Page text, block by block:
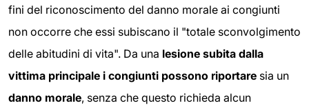
fini del riconoscimento del danno morale ai congiunti
non occorre che essi subiscano il "totale sconvolgimento
delle abitudini di vita". Da una lesione subita dalla
vittima principale i congiunti possono riportare sia un
danno morale, senza che questo richieda alcun